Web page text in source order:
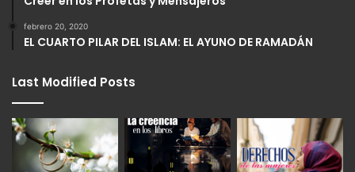
febrero 20, 2020
EL CUARTO PILAR DEL ISLAM: EL AYUNO DE RAMADÁN
Last Modified Posts